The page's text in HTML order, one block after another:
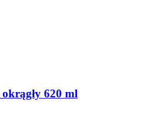
620 ml